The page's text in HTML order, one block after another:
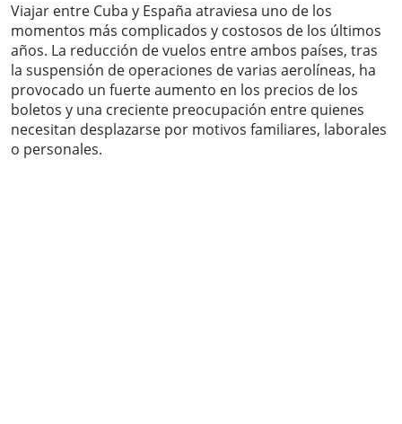
Viajar entre Cuba y España atraviesa uno de los
momentos más complicados y costosos de los últimos
años. La reducción de vuelos entre ambos países, tras
la suspensión de operaciones de varias aerolíneas, ha
provocado un fuerte aumento en los precios de los
boletos y una creciente preocupación entre quienes
necesitan desplazarse por motivos familiares, laborales
o personales.